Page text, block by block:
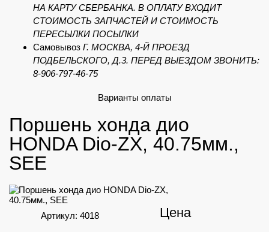
НА КАРТУ СБЕРБАНКА. В ОПЛАТУ ВХОДИТ
СТОИМОСТЬ ЗАПЧАСТЕЙ И СТОИМОСТЬ
ПЕРЕСЫЛКИ ПОСЫЛКИ
Самовывоз Г. МОСКВА, 4-Й ПРОЕЗД
ПОДБЕЛЬСКОГО, Д.3. ПЕРЕД ВЫЕЗДОМ ЗВОНИТЬ:
8-906-797-46-75
Варианты оплаты
Поршень хонда дио
HONDA Dio-ZX, 40.75мм.,
SEE
Артикул: 4018 Цена